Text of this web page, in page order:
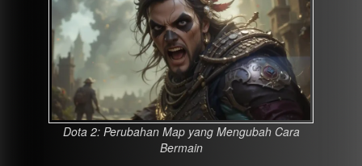
Dota 2: Perubahan Map yang Mengubah Cara
Bermain